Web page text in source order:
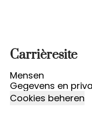
Carrièresite
Mensen
Gegevens en
Cookies beheren